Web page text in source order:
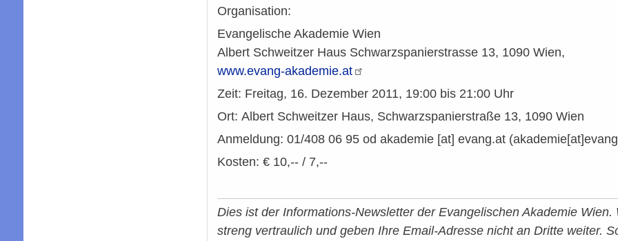
Organisation:
Evangelische Akademie Wien
Albert Schweitzer Haus Schwarzspanierstrasse 13, 1090 Wien,
www.evang-akademie.at
Zeit: Freitag, 16. Dezember 2011, 19:00 bis 21:00 Uhr
Ort: Albert Schweitzer Haus, Schwarzspanierstraße 13, 1090 Wien
Anmeldung: 01/408 06 95 od akademie[at] evang.at
Kosten: € 10,-- / 7,--
Dies ist der Informations-Newsletter der Evangelischen Akademie
streng vertraulich und geben Ihre Email-Adresse nicht an Dritte weiter.